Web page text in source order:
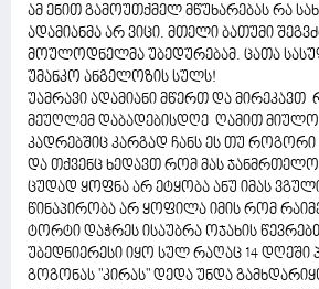
ამ ენით გამოუთქმელ მწუხარებას რა
ადამიანმა არ ვიცი. მთელი ბათუმი
მოულოდნელმა უბედურებამ. ცათა
უმანკო ანგელოზის სულს!
უამრავი ადამიანი მწერთ და მირეკავთ
მეუღლემ დაბადებისდღე ღამით
კადრებშიც კარგად ჩანს ეს თუ როგორი
და თქვენც ხედავთ რომ მას
ცუდად ყოფნა არ ეტყობა ანუ იმას
წინაპირობა არ ყოფილა იმის რომ
ტორტი დაჭრეს ისაუბრა ოჯახის
უბედნიერესი იყო სულ რაღაც 14 დღეში
გოგონას "კირას" დედა უნდა